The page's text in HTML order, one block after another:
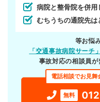
病院と整骨院を併用
むちうちの通院先
等お悩
「交通事故病院サーチ
事故対応の相談員が
電話相談でお見
無料